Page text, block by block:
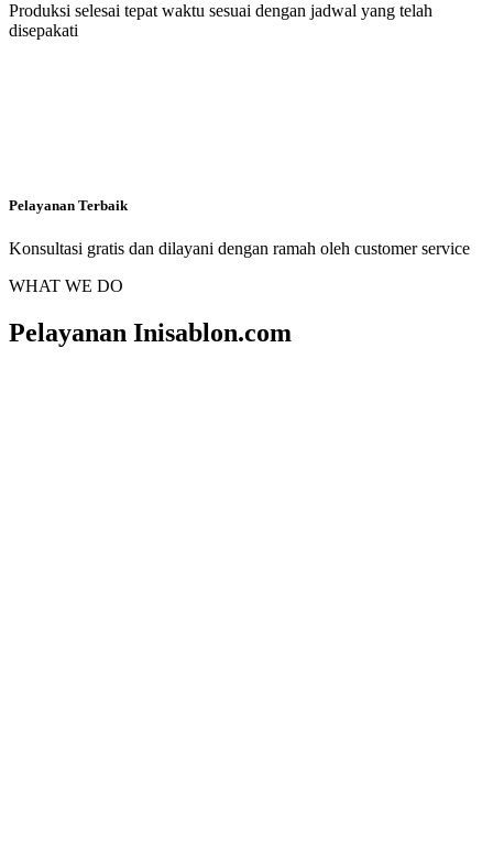
Produksi selesai tepat waktu sesuai dengan jadwal yang telah
disepakati
Pelayanan Terbaik
Konsultasi gratis dan dilayani dengan ramah oleh customer service
WHAT WE DO
Pelayanan Inisablon.com